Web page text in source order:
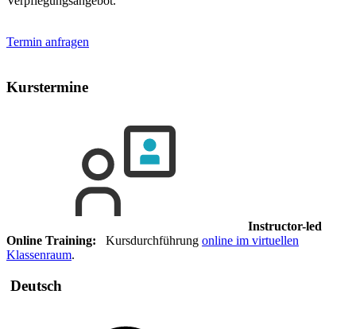
Termin anfragen
Kurstermine
Instructor-led
Online Training: Kursdurchführung online im virtuellen
Klassenraum.
Deutsch